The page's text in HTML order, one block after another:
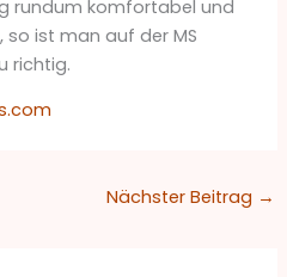
rundum komfortabel und
ist man auf der MS
richtig.
Nächster Beitrag →